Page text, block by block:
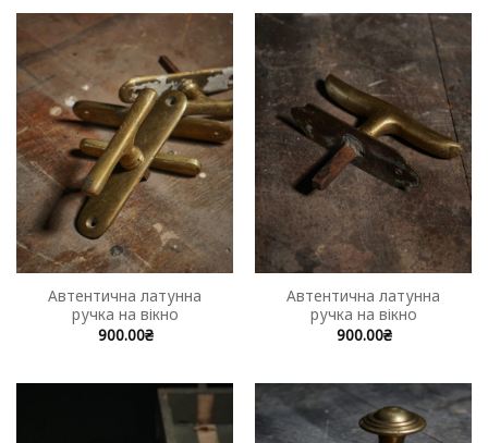
Автентична латунна
ручка на вікно
900.00₴
Автентична латунна
ручка на вікно
900.00₴